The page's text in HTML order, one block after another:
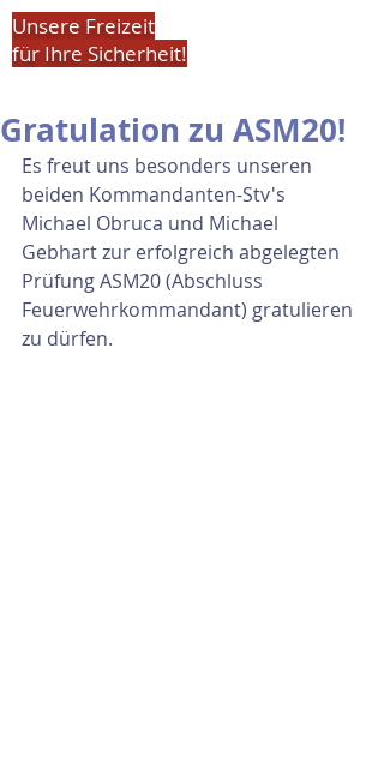
Unsere Freizeit
für Ihre Sicherheit!
Gratulation zu ASM20!
Es freut uns besonders unseren
beiden Kommandanten-Stv's
Michael Obruca und Michael
Gebhart zur erfolgreich abgelegten
Prüfung ASM20 (Abschluss
Feuerwehrkommandant) gratulieren
zu dürfen.